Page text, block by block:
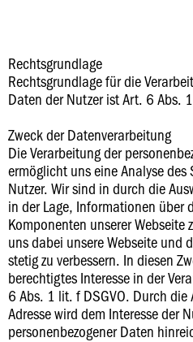
Rechtsgrundlage
Rechtsgrundlage für die
Daten der Nutzer ist Art. 6 Abs.
Zweck der Datenverarbeitung
Die Verarbeitung der
ermöglicht uns eine Analyse
Nutzer. Wir sind in durch die
in der Lage, Informationen über
Komponenten unserer
uns dabei unsere Webseite und
stetig zu verbessern. In diesen
berechtigtes Interesse in der
6 Abs. 1 lit. f DSGVO. Durch die
Adresse wird dem Interesse der
personenbezogener Daten